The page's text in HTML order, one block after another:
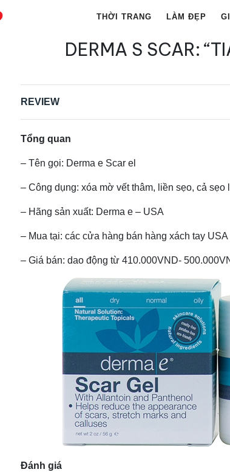
THỜI TRANG LÀM ĐẸP
DERMA S SCAR:
REVIEW
Tổng quan
– Tên gọi: Derma e Scar el
– Công dụng: xóa mờ vết thâm, liền sẹo, cả
– Hãng sản xuất: Derma e – USA
– Mua tại: các cửa hàng bán hàng xách tay USA
– Giá bán: dao động từ 410.000VND-
Đánh giá